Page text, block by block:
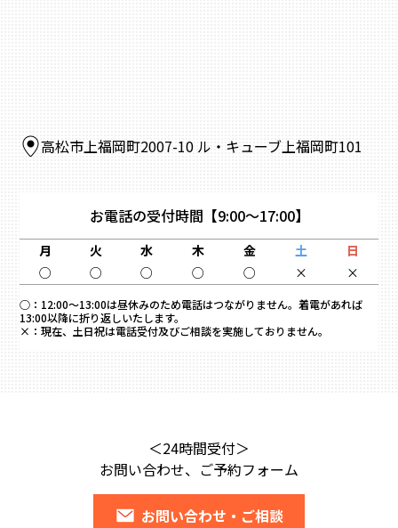
高松市上福岡町2007-10 ル・キューブ上福岡町101
お電話の受付時間 【9:00～17:00】
月 火 水 木 金 土
日
○
○ ○ ○ ○ × ×
○： 12:00～13:00は昼休みのため電話はつながりません。着電があれば
13:00以降に折り返しいたします。
×： 現在、土日祝は電話受付及びご相談を実施しておりません。
＜24時間受付＞
お問い合わせ、ご予約フォーム
お問い合わせ・ご相談